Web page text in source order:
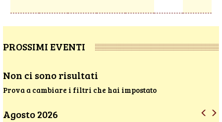
PROSSIMI EVENTI
Non ci sono risultati
Prova a cambiare i filtri che hai impostato
Agosto 2026